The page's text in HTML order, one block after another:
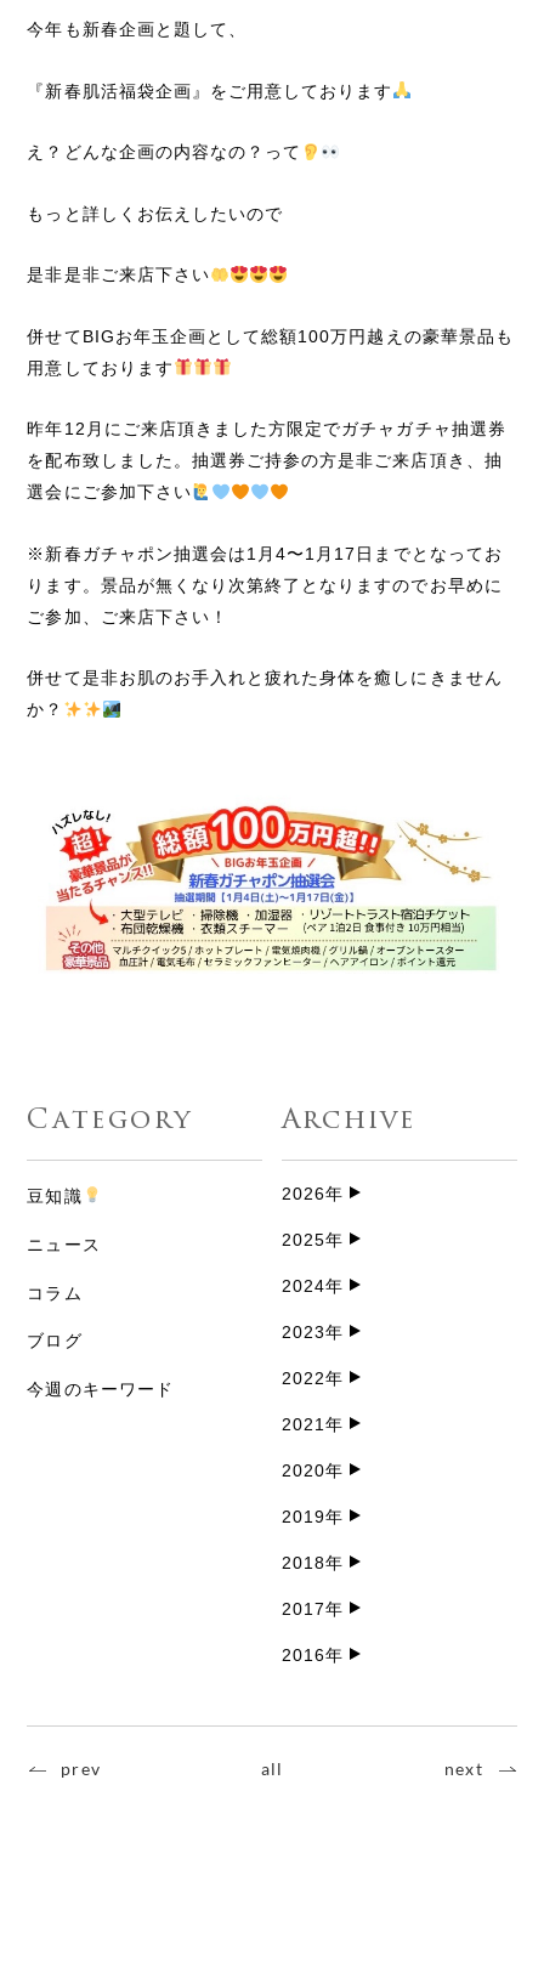
今年も新春企画と題して、
『新春肌活福袋企画』をご用意しております
え？どんな企画の内容なの？って
もっと詳しくお伝えしたいので
是非是非ご来店下さい
併せてBIGお年玉企画として総額100万円越えの豪華景品も
用意しております
昨年12月にご来店頂きました方限定でガチャガチャ抽選券
を配布致しました。抽選券ご持参の方是非ご来店頂き、抽
選会にご参加下さい
※新春ガチャポン抽選会は1月4〜1月17日までとなってお
ります。景品が無くなり次第終了となりますのでお早めに
ご参加、ご来店下さい！
併せて是非お肌のお手入れと疲れた身体を癒しにきません
か？
Category
豆知識
ニュース
コラム
ブログ
今週のキーワード
Archive
2026年
2025年
2024年
2023年
2022年
2021年
2020年
2019年
2018年
2017年
2016年
prev all next